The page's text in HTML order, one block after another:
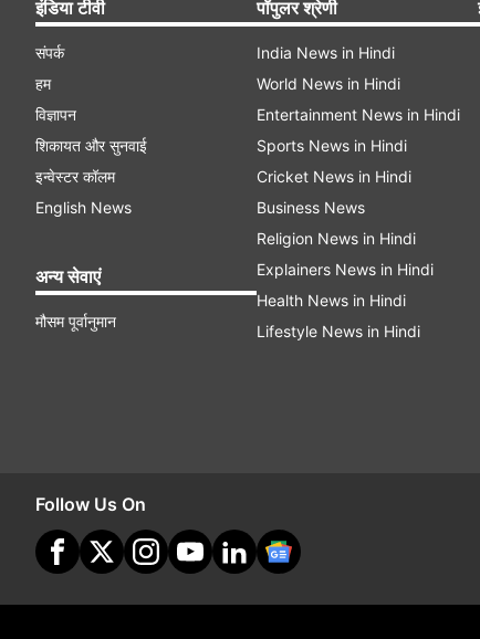
इंडिया टीवी
संपर्क
हम
विज्ञापन
शिकायत और सुनवाई
इन्वेस्टर कॉलम
English News
अन्य सेवाएं
मौसम पूर्वानुमान
पॉपुलर श्रेणी
India News in Hindi
World News in Hindi
Entertainment News in Hindi
Sports News in Hindi
Cricket News in Hindi
Business News
Religion News in Hindi
Explainers News in Hindi
Health News in Hindi
Lifestyle News in Hindi
Follow Us On